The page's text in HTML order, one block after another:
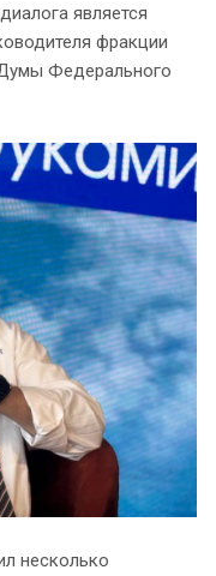
является
фракции
Федерального
несколько